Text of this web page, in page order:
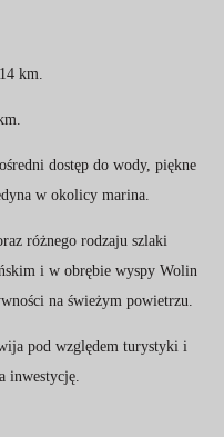
km.
dostęp do wody, piękne
w okolicy marina.
różnego rodzaju szlaki
i w obrębie wyspy Wolin
na świeżym powietrzu.
pod względem turystyki i
inwestycję.